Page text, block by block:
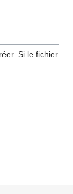
Si le fichier